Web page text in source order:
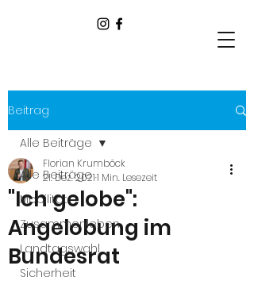
Beitrag
Alle Beiträge
Mobilität
Zusammenleben
Landtagswahl
Sicherheit
Alle Beiträge
"Ich gelobe":
Angelobung im
Bundesrat
Florian Krumböck
21. Dez. 20211 Min. Lesezeit